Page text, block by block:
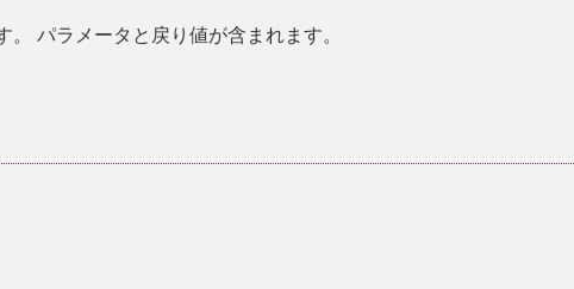
パラメータと戻り値が含まれます。